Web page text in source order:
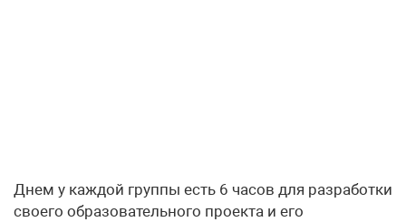
Днем у каждой группы есть 6 часов для разработки
своего образовательного проекта и его